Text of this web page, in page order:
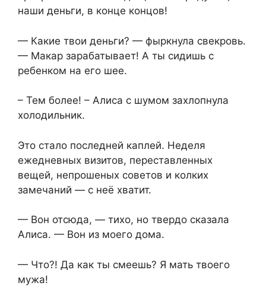
наши деньги, в конце концов!
— Какие твои деньги? — фыркнула свекровь.
— Макар зарабатывает! А ты сидишь с
ребенком на его шее.
– Тем более! – Алиса с шумом захлопнула
холодильник.
Это стало последней каплей. Неделя
ежедневных визитов, переставленных
вещей, непрошеных советов и колких
замечаний — с неё хватит.
— Вон отсюда, — тихо, но твердо сказала
Алиса. — Вон из моего дома.
— Что?! Да как ты смеешь? Я мать твоего
мужа!